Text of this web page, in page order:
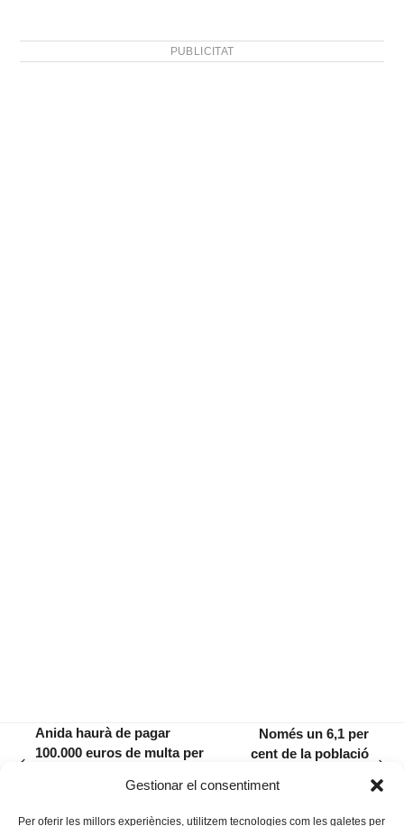
Gestionar el consentiment
Per oferir les millors experiències, utilitzem tecnologies com les galetes per
PUBLICITAT
Anida haurà de pagar
100.000 euros de multa per
post:
Només un 6,1 per
cent de la població